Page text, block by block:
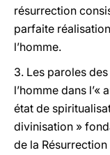
résurrection
parfaite
l’homme.
3. Les paroles
l’homme dans l’«
état de
divinisation »
de la